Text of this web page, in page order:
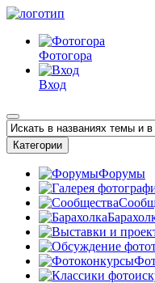
Фотогора
Вход
Категории
Форумы